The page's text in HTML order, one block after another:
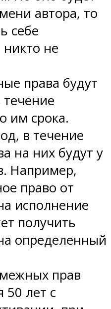
автора, то
себе
не
права будут
течение
им срока.
в течение
на них будут у
Например,
право от
исполнение
получить
определенный
прав
50 лет с